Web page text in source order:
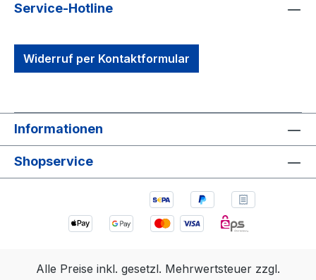
Service-Hotline
Widerruf per Kontaktformular
Informationen
Shopservice
Alle Preise inkl. gesetzl. Mehrwertsteuer zzgl.